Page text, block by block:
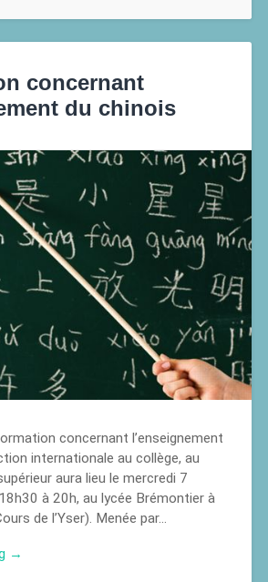
concernant
du chinois
concernant l’enseignement
internationale au collège, au
aura lieu le mercredi 7
à 20h, au lycée Brémontier à
de l’Yser). Menée par…
→